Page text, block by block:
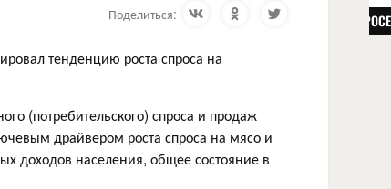
Поделиться:
тенденцию роста спроса на
(потребительского) спроса и продаж
драйвером роста спроса на мясо и
доходов населения, общее состояние в